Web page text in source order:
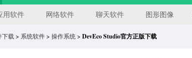
用软件 网络软件 聊天软件 图形图像
下载 > 系统软件> 操作系统> DevEco Studio官方正版下载